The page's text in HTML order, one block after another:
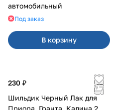
автомобильный
Под заказ
В корзину
230 ₽
Шильдик Черный Лак для
Приора, Гранта, Калина 2